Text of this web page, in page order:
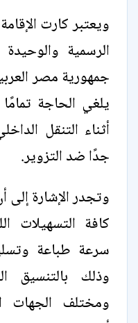
ويعتبر كارت
الرسمية
جمهورية مصر
يلغي الحاجة
أثناء التنقل
جدًا ضد التزوير.
وتجدر الإشارة
كافة التسهيلات
سرعة طباعة
وذلك بالتنسيق
ومختلف الجهات